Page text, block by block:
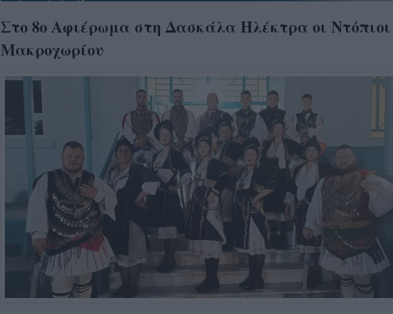
Στο 8ο Αφιέρωμα στη Δασκάλα Ηλέκτρα οι Ντόπιοι
Μακροχωρίου